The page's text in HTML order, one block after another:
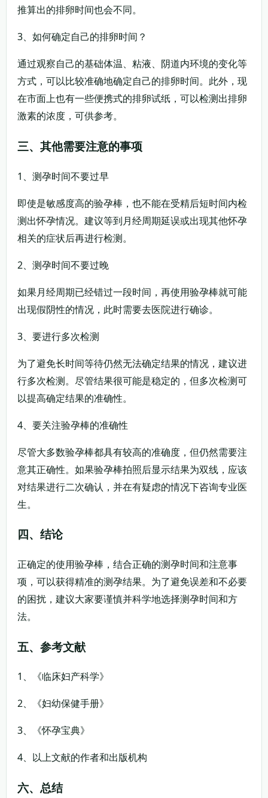
推算出的排卵时间也会不同。
3、如何确定自己的排卵时间？
通过观察自己的基础体温、粘液、阴道内环境的变化等
方式，可以比较准确地确定自己的排卵时间。此外，现
在市面上也有一些便携式的排卵试纸，可以检测出排卵
激素的浓度，可供参考。
三、其他需要注意的事项
1、测孕时间不要过早
即使是敏感度高的验孕棒，也不能在受精后短时间内检
测出怀孕情况。建议等到月经周期延误或出现其他怀孕
相关的症状后再进行检测。
2、测孕时间不要过晚
如果月经周期已经错过一段时间，再使用验孕棒就可能
出现假阴性的情况，此时需要去医院进行确诊。
3、要进行多次检测
为了避免长时间等待仍然无法确定结果的情况，建议进
行多次检测。尽管结果很可能是稳定的，但多次检测可
以提高确定结果的准确性。
4、要关注验孕棒的准确性
尽管大多数验孕棒都具有较高的准确度，但仍然需要注
意其正确性。如果验孕棒拍照后显示结果为双线，应该
对结果进行二次确认，并在有疑虑的情况下咨询专业医
生。
四、结论
正确定的使用验孕棒，结合正确的测孕时间和注意事
项，可以获得精准的测孕结果。为了避免误差和不必要
的困扰，建议大家要谨慎并科学地选择测孕时间和方
法。
五、参考文献
1、《临床妇产科学》
2、《妇幼保健手册》
3、《怀孕宝典》
4、以上文献的作者和出版机构
六、总结